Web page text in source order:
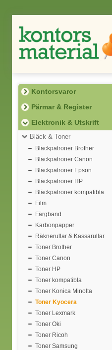
Kontorsvaror
Pärmar & Register
Elektronik & Utskrift
Bläck & Toner
Bläckpatroner Brother
Bläckpatroner Canon
Bläckpatroner Epson
Bläckpatroner HP
Bläckpatroner kompatibla
Film
Färgband
Karbonpapper
Räknerullar & Kassarullar
Toner Brother
Toner Canon
Toner HP
Toner kompatibla
Toner Konica Minolta
Toner Kyocera
Toner Lexmark
Toner Oki
Toner Ricoh
Toner Samsung